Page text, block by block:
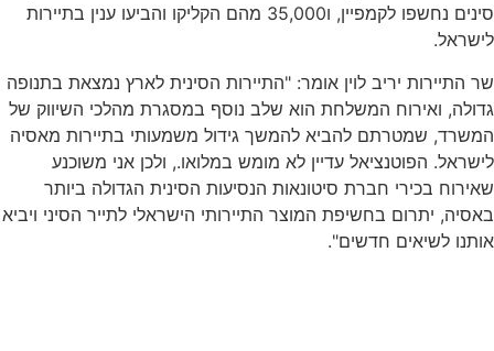
סינים נחשפו לקמפיין, ו35,000 מהם הקליקו והביעו ענין בתיירות
לישראל.
שר התיירות יריב לוין אומר: "התיירות הסינית לארץ נמצאת בתנופה
גדולה, ואירוח המשלחת הוא שלב נוסף במסגרת מהלכי השיווק של
המשרד, שמטרתם להביא להמשך גידול משמעותי בתיירות מאסיה
לישראל. הפוטנציאל עדיין לא מומש במלואו., ולכן אני משוכנע
שאירוח בכירי חברת סיטונאות הנסיעות הסינית הגדולה ביותר
באסיה, יתרום בחשיפת המוצר התיירותי הישראלי לתייר הסיני ויביא
אותנו לשיאים חדשים".